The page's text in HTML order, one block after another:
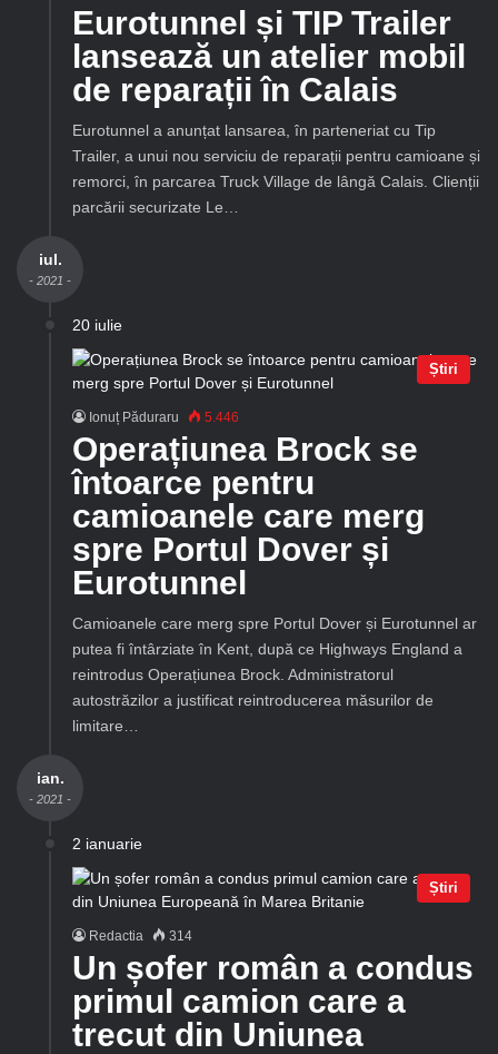
Eurotunnel și TIP Trailer
lansează un atelier mobil
de reparații în Calais
Eurotunnel a anunțat lansarea, în parteneriat cu Tip
Trailer, a unui nou serviciu de reparații pentru camioane și
remorci, în parcarea Truck Village de lângă Calais. Clienții
parcării securizate Le…
iul.
- 2021 -
20 iulie
Știri
Ionuț Păduraru 5.446
Operațiunea Brock se
întoarce pentru
camioanele care merg
spre Portul Dover și
Eurotunnel
Camioanele care merg spre Portul Dover și Eurotunnel ar
putea fi întârziate în Kent, după ce Highways England a
reintrodus Operațiunea Brock. Administratorul
autostrăzilor a justificat reintroducerea măsurilor de
limitare…
ian.
- 2021 -
2 ianuarie
Știri
Redactia 314
Un șofer român a condus
primul camion care a
trecut din Uniunea